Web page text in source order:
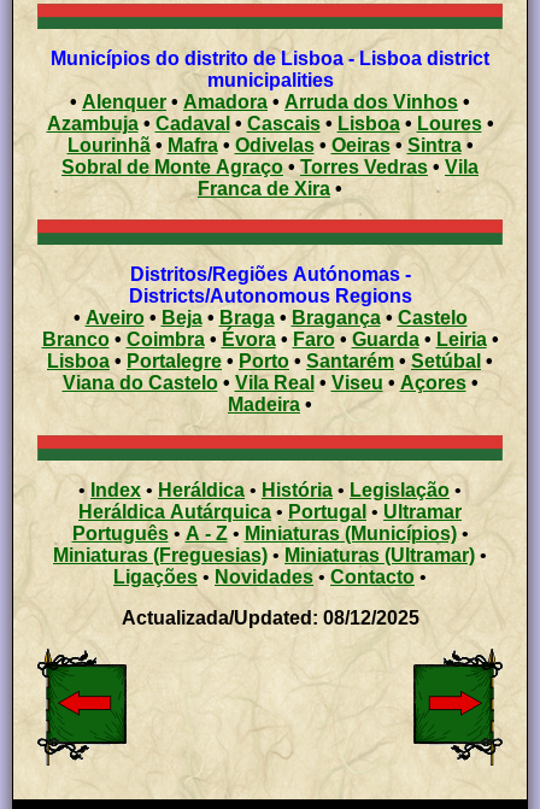
Municípios do distrito de Lisboa - Lisboa district
municipalities
• Alenquer • Amadora • Arruda dos Vinhos •
Azambuja• Cadaval • Cascais• Lisboa• Loures•
Lourinhã• Mafra• Odivelas• Oeiras•Sintra•
Sobral de Monte Agraço• Torres Vedras • Vila
Franca de Xira •
Distritos/Regiões Autónomas -
Districts/Autonomous Regions
• Aveiro• Beja• Braga• Bragança•Castelo
Branco• Coimbra• Évora•Faro• Guarda• Leiria•
Lisboa • Portalegre • Porto • Santarém •Setúbal •
Viana do Castelo• Vila Real • Viseu• Açores•
Madeira •
• Index• Heráldica • História • Legislação •
Heráldica Autárquica • Portugal • Ultramar
Português• A - Z• Miniaturas (Municípios)•
Miniaturas (Freguesias) •Miniaturas (Ultramar) •
Ligações • Novidades• Contacto •
Actualizada/Updated: 08/12/2025